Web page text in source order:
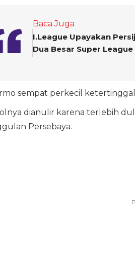
Baca Juga
I.League Upayakan
Dua Besar Super League
sempat perkecil
dianulir karena terlebih
Persebaya.